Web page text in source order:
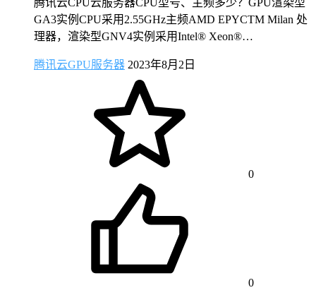
GA3实例CPU采用2.55GHz主频AMD EPYCTM Milan 处
理器，渲染型GNV4实例采用Intel® Xeon®…
腾讯云GPU服务器 2023年8月2日
0
0